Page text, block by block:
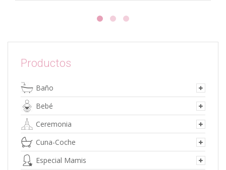
Productos
Baño
Bebé
Ceremonia
Cuna-Coche
Especial Mamis